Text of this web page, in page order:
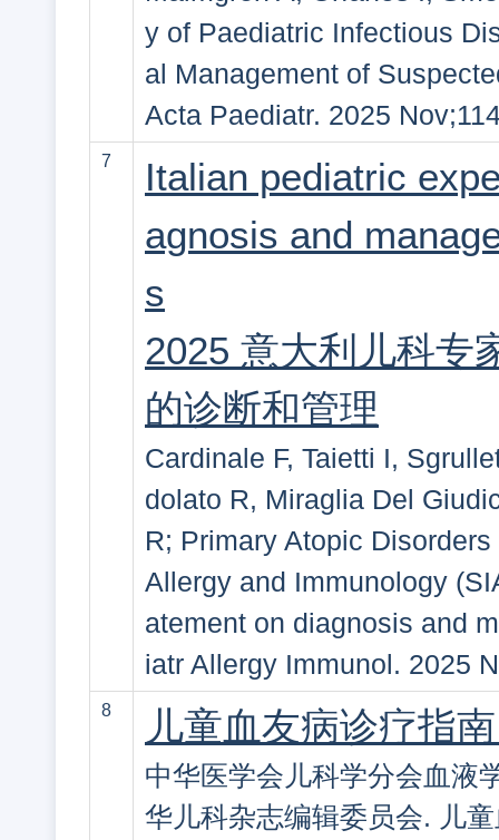
y of Paediatric Infectious
al Management of
Acta Paediatr. 2025
7
Italian pediatric
agnosis and
s
2025 意大利儿科专
的诊断和管理
Cardinale F, Taietti I,
dolato R, Miraglia Del
R; Primary Atopic
Allergy and Immunology
atement on diagnosis and
iatr Allergy Immunol. 2025
8 儿童血友病诊疗指
中华医学会儿科学分会血液
华儿科杂志编辑委员会. 儿